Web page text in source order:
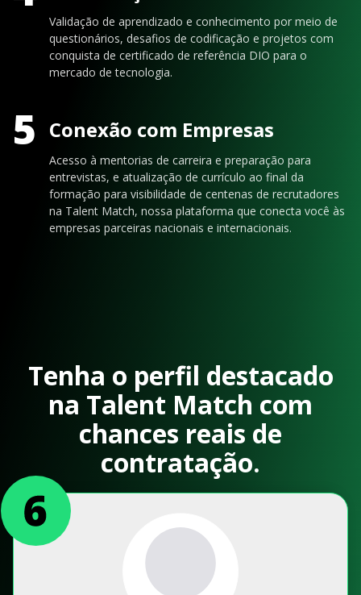
Validação de aprendizado e conhecimento por meio de
questionários, desafios de codificação e projetos com
conquista de certificado de referência DIO para o
mercado de tecnologia.
5 Conexão com Empresas
Acesso à mentorias de carreira e preparação para
entrevistas, e atualização de currículo ao final da
formação para visibilidade de centenas de recrutadores
na Talent Match, nossa plataforma que conecta você às
empresas parceiras nacionais e internacionais.
Tenha o perfil destacado
na Talent Match com
chances reais de
contratação.